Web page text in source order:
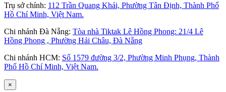
Trụ sở chính: 112 Trần Quang Khải, Phường Tân Định, Thành Phố
Hồ Chí Minh, Việt Nam.
Chi nhánh Đà Nẵng: Tòa nhà Tiktak Lê Hồng Phong: 21/4 Lê
Hồng Phong , Phường Hải Châu, Đà Nẵng
Chi nhánh HCM: Số 1579 đường 3/2, Phường Minh Phụng, Thành
Phố Hồ Chí Minh, Việt Nam.
×